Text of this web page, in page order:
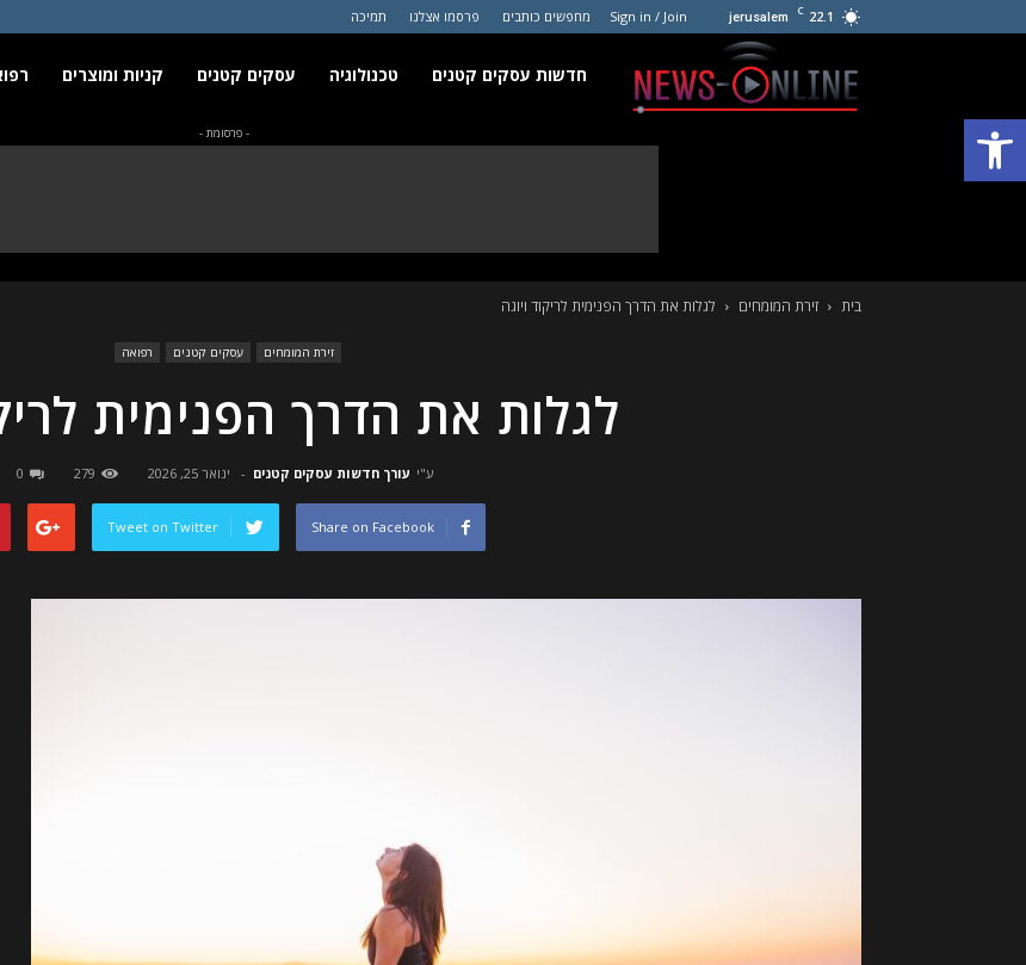
פתח סרגל נגישות
22.1
C
jerusalem
Sign in / Join מחפשים כותבים פרסמו אצלנו תמיכה
חדשות
חדשות עסקים קטנים טכנולוגיה עסקים קטנים קניות ומוצרים
- פרסומת -
בית זירת המומחים לגלות את הדרך הפנימית לריקוד ויוגה
זירת המומחים עסקים קטנים רפואה
לגלות את הדרך הפנימית
ע"י עורך חדשות עסקים קטנים - ינואר 25, 2026 279
0
Share on Facebook
Tweet on Twitter